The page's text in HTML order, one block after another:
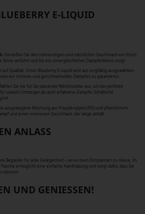
E-LIQUID
: Genießen Sie den vollmundigen und natürlichen Geschmack von frisch
Sinne verführt und für ein unvergleichliches Dampferlebnis sorgt.
auf Qualität. Unser Blueberry E-Liquid wird aus sorgfältig ausgewählten
ein sicheres und geschmackvolles Dampfen zu garantieren.
Wählen Sie die für Sie passende Nikotinstärke aus, um das perfekte
sowohl Umsteiger als auch erfahrene Dampfer. Erhältliche
ml.
ausgewogene Mischung aus Propylenglykol (PG) und pflanzlichem
und einen intensiven Geschmack, der lange anhält.
ANLASS
Begleiter für jede Gelegenheit – sei es beim Entspannen zu Hause, im
ermöglicht eine einfache Handhabung und sorgt dafür, dass Sie
können.
UND GENIESSEN!